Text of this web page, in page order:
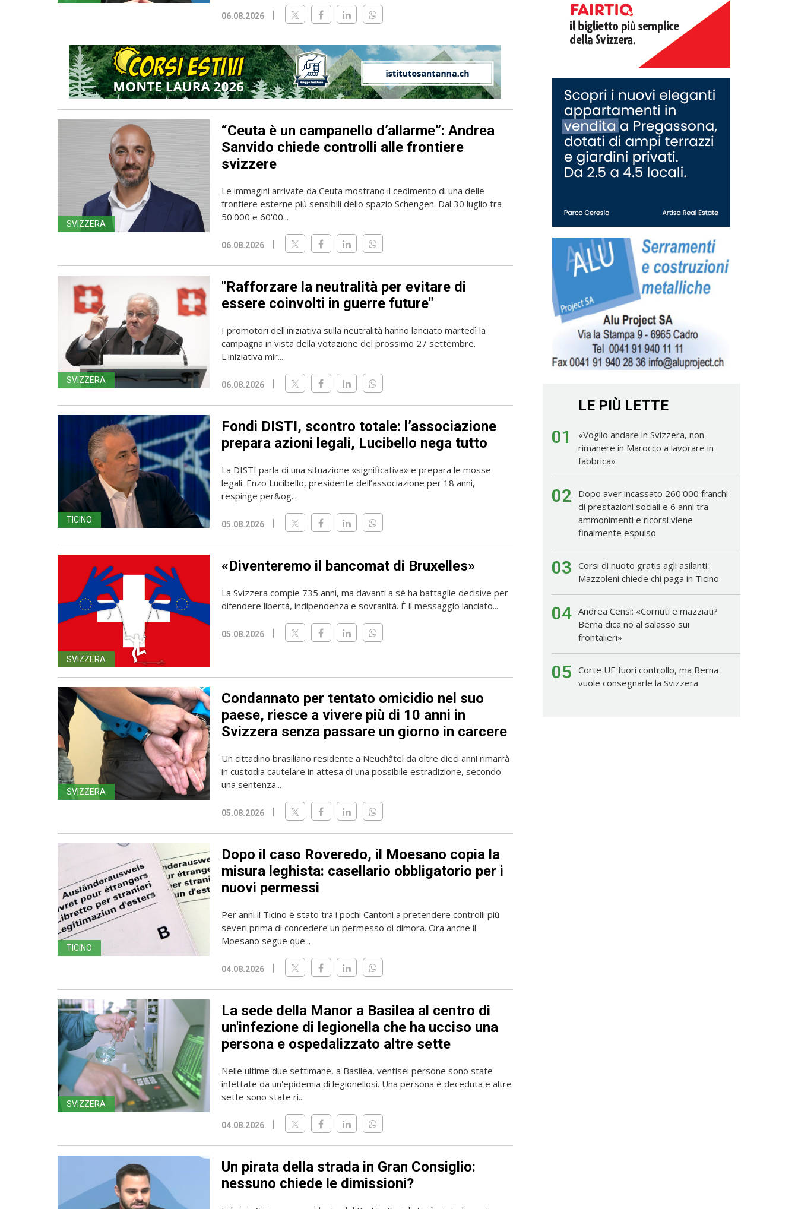
06.08.2026
SVIZZERA
“Ceuta è un campanello d’allarme”: Andrea
Sanvido chiede controlli alle frontiere
svizzere
Le immagini arrivate da Ceuta mostrano il cedimento di una delle
frontiere esterne più sensibili dello spazio Schengen. Dal 30 luglio tra
50'000 e 60'00...
06.08.2026
SVIZZERA
"Rafforzare la neutralità per evitare di
essere coinvolti in guerre future"
I promotori dell'iniziativa sulla neutralità hanno lanciato martedì la
campagna in vista della votazione del prossimo 27 settembre.
L'iniziativa mir...
06.08.2026
TICINO
Fondi DISTI, scontro totale: l’associazione
prepara azioni legali, Lucibello nega tutto
La DISTI parla di una situazione «significativa» e prepara le mosse
legali. Enzo Lucibello, presidente dell’associazione per 18 anni,
respinge per&og...
05.08.2026
SVIZZERA
«Diventeremo il bancomat di Bruxelles»
La Svizzera compie 735 anni, ma davanti a sé ha battaglie decisive per
difendere libertà, indipendenza e sovranità. È il messaggio lanciato...
05.08.2026
SVIZZERA
Condannato per tentato omicidio nel suo
paese, riesce a vivere più di 10 anni in
Svizzera senza passare un giorno in carcere
Un cittadino brasiliano residente a Neuchâtel da oltre dieci anni rimarrà
in custodia cautelare in attesa di una possibile estradizione, secondo
una sentenza...
05.08.2026
TICINO
Dopo il caso Roveredo, il Moesano copia la
misura leghista: casellario obbligatorio per i
nuovi permessi
Per anni il Ticino è stato tra i pochi Cantoni a pretendere controlli più
severi prima di concedere un permesso di dimora. Ora anche il
Moesano segue que...
04.08.2026
SVIZZERA
La sede della Manor a Basilea al centro di
un'infezione di legionella che ha ucciso una
persona e ospedalizzato altre sette
Nelle ultime due settimane, a Basilea, ventisei persone sono state
infettate da un'epidemia di legionellosi. Una persona è deceduta e altre
sette sono state ri...
04.08.2026
Un pirata della strada in Gran Consiglio:
nessuno chiede le dimissioni?
LE PIÙ LETTE
01
«Voglio andare in Svizzera, non
rimanere in Marocco a lavorare in
fabbrica»
02
Dopo aver incassato 260'000 franchi
di prestazioni sociali e 6 anni tra
ammonimenti e ricorsi viene
finalmente espulso
03 Corsi di nuoto gratis agli asilanti:
Mazzoleni chiede chi paga in Ticino
04 Andrea Censi: «Cornuti e mazziati?
Berna dica no al salasso sui
frontalieri»
05 Corte UE fuori controllo, ma Berna
vuole consegnarle la Svizzera